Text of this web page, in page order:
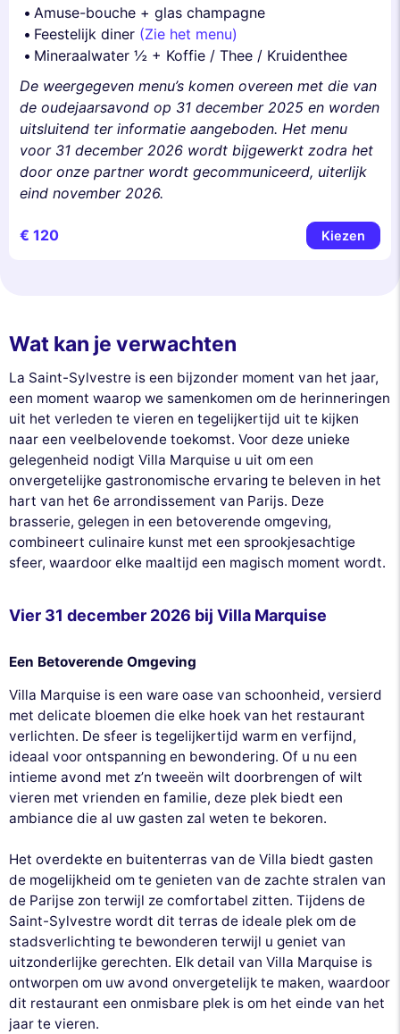
Amuse-bouche + glas champagne
Feestelijk diner (Zie het menu)
Mineraalwater ½ + Koffie / Thee / Kruidenthee
De weergegeven menu’s komen overeen met die van
de oudejaarsavond op 31 december 2025 en worden
uitsluitend ter informatie aangeboden. Het menu
voor 31 december 2026 wordt bijgewerkt zodra het
door onze partner wordt gecommuniceerd, uiterlijk
eind november 2026.
€ 120 Kiezen
Wat kan je verwachten
La Saint-Sylvestre is een bijzonder moment van het jaar,
een moment waarop we samenkomen om de herinneringen
uit het verleden te vieren en tegelijkertijd uit te kijken
naar een veelbelovende toekomst. Voor deze unieke
gelegenheid nodigt Villa Marquise u uit om een
onvergetelijke gastronomische ervaring te beleven in het
hart van het 6e arrondissement van Parijs. Deze
brasserie, gelegen in een betoverende omgeving,
combineert culinaire kunst met een sprookjesachtige
sfeer, waardoor elke maaltijd een magisch moment wordt.
Vier 31 december 2026 bij Villa Marquise
Een Betoverende Omgeving
Villa Marquise is een ware oase van schoonheid, versierd
met delicate bloemen die elke hoek van het restaurant
verlichten. De sfeer is tegelijkertijd warm en verfijnd,
ideaal voor ontspanning en bewondering. Of u nu een
intieme avond met z’n tweeën wilt doorbrengen of wilt
vieren met vrienden en familie, deze plek biedt een
ambiance die al uw gasten zal weten te bekoren.
Het overdekte en buitenterras van de Villa biedt gasten
de mogelijkheid om te genieten van de zachte stralen van
de Parijse zon terwijl ze comfortabel zitten. Tijdens de
Saint-Sylvestre wordt dit terras de ideale plek om de
stadsverlichting te bewonderen terwijl u geniet van
uitzonderlijke gerechten. Elk detail van Villa Marquise is
ontworpen om uw avond onvergetelijk te maken, waardoor
dit restaurant een onmisbare plek is om het einde van het
jaar te vieren.